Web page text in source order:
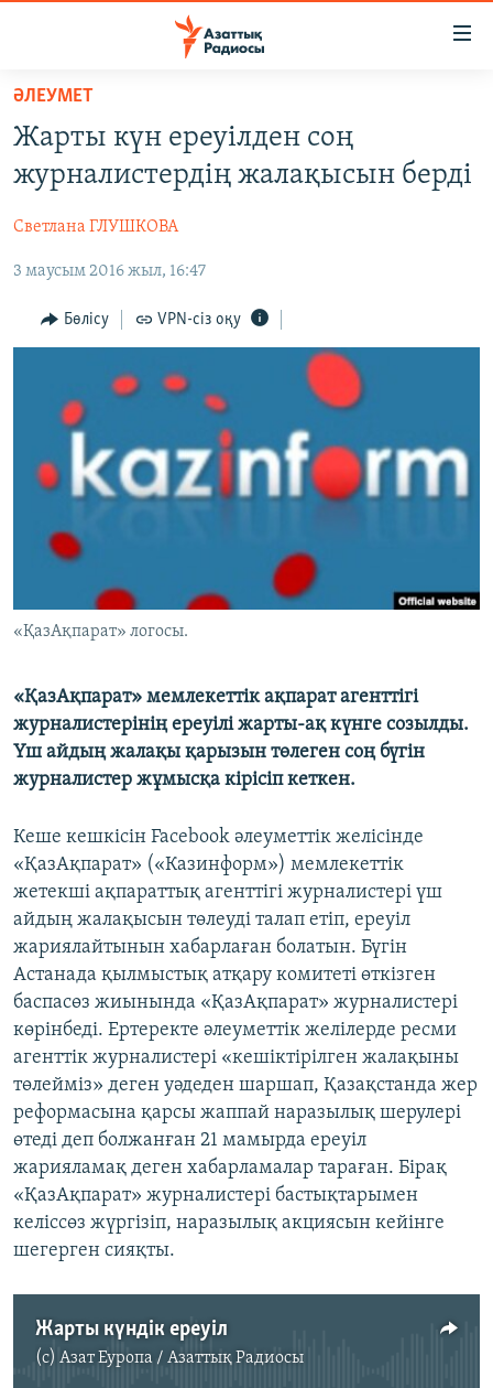
Skip
main
content
Skip
to
Navigation
САЯСАТ
AZATTYQTV
ҚАҢТАР ОҚИҒАСЫ
АДАМ ҚҰҚЫҚТАРЫ
ӘЛЕУМЕТ
АРНАЙЫ ЖОБАЛАР
Русский
Басқа тілдерде
ӘЛЕУМЕТ
Жарты күн ереуілден соң
журналистердің жалақысын берді
Светлана ГЛУШКОВА
3 маусым 2016 жыл, 16:47
Бөлісу VPN-сіз оқу
«ҚазАқпарат» логосы.
«ҚазАқпарат» мемлекеттік ақпарат агенттігі
журналистерінің ереуілі жарты-ақ күнге созылды.
Үш айдың жалақы қарызын төлеген соң бүгін
журналистер жұмысқа кірісіп кеткен.
Кеше кешкісін Facebook әлеуметтік желісінде
«ҚазАқпарат» («Казинформ») мемлекеттік
жетекші ақпараттық агенттігі журналистері үш
айдың жалақысын төлеуді талап етіп, ереуіл
жариялайтынын хабарлаған болатын. Бүгін
Астанада қылмыстық атқару комитеті өткізген
баспасөз жиынында «ҚазАқпарат» журналистері
көрінбеді. Ертеректе әлеуметтік желілерде ресми
агенттік журналистері «кешіктірілген жалақыны
төлейміз» деген уәдеден шаршап, Қазақстанда жер
реформасына қарсы жаппай наразылық шерулері
өтеді деп болжанған 21 мамырда ереуіл
жарияламақ деген хабарламалар тараған. Бірақ
«ҚазАқпарат» журналистері бастықтарымен
келіссөз жүргізіп, наразылық акциясын кейінге
шегерген сияқты.
Жарты күндік ереуіл
(c) Азат Еуропа / Азаттық Радиосы
No media source currently available